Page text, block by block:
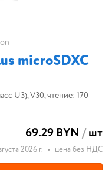
microSDXC
U3), V30, чтение: 170
69.29 BYN /шт
2026 г. • цена без НДС